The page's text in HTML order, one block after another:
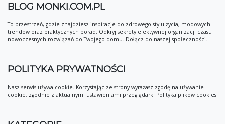
BLOG MONKI.COM.PL
To przestrzeń, gdzie znajdziesz inspiracje do zdrowego stylu życia, modowych
trendów oraz praktycznych porad. Odkryj sekrety efektywnej organizacji czasu i
nowoczesnych rozwiązań do Twojego domu. Dołącz do naszej społeczności.
POLITYKA PRYWATNOŚCI
Nasz serwis używa cookie. Korzystając ze strony wyrażasz zgodę na używanie
cookie, zgodnie z aktualnymi ustawieniami przeglądarki Polityka plików cookies